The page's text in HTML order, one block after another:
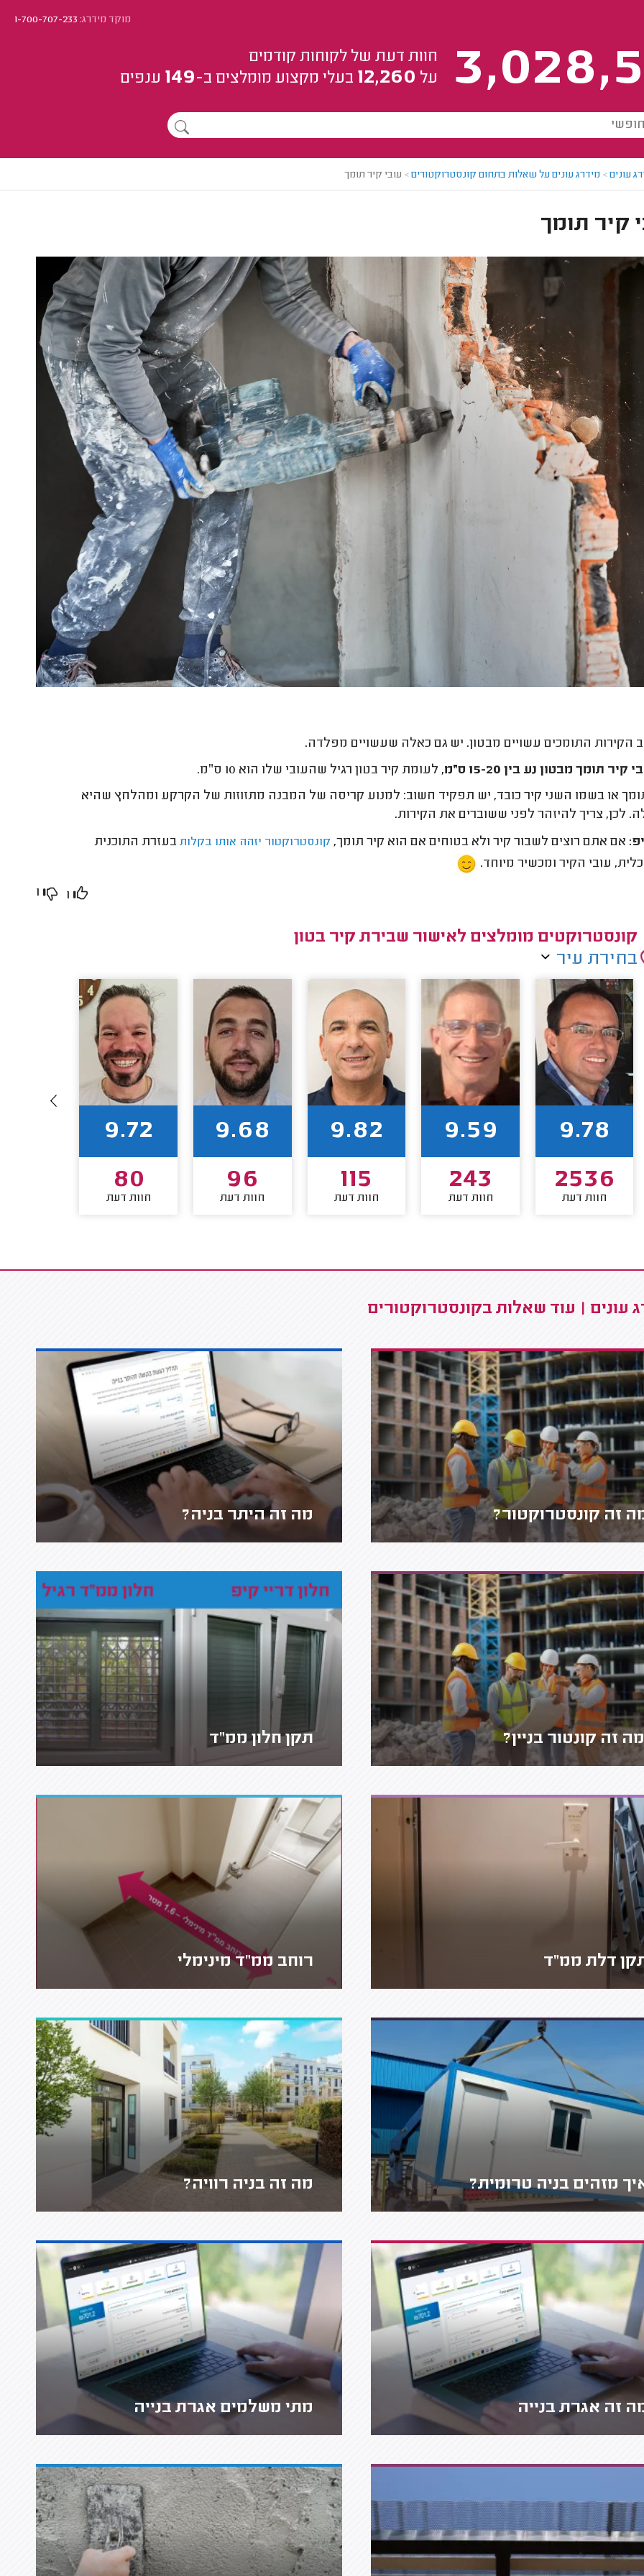
מוקד מידרג:1-700-707-233
חוות דעת של לקוחות קודמים
על 12,260 בעלי מקצוע מומלצים ב-149 ענפים
עונים> מידרג עונים על שאלות בתחום קונסטרוקטורים> עובי קיר תומך
קיר תומך
הקירות התומכים עשויים מבטון. יש גם כאלה שעשויים מפלדה.
קיר תומך מבטון נע בין 15-20 ס״מ,
לעומת קיר בטון רגיל שהעובי שלו הוא 10 ס״מ.
או בשמו השני קיר כובד, יש תפקיד חשוב: למנוע קריסה של המבנה מתזוזות של הקרקע ומהלחץ שהיא
לכן, צריך להיזהר לפני ששוברים את הקירות.
אם אתם רוצים לשבור קיר ולא בטוחים אם הוא קיר תומך, קונסטרוקטור יזהה אותו בקלותבעזרת התוכנית
עובי הקיר ומכשיר מיוחד.
1
1
קונסטרוקטים מומלצים לאישור שבירת קיר בטון
בחירת עיר
9.78
2536
חוות דעת
9.59
243
חוות דעת
9.82
115
חוות דעת
9.68
96
חוות דעת
9.72
80
חוות דעת
עונים | עוד שאלות בקונסטרוקטורים
זה קונסטרוקטור? מה זה היתר בניה?
זה קונטור בניין? תקן חלון ממ"ד
דלת ממ"ד רוחב ממ"ד מינימלי
מזהים בניה טרומית? מה זה בניה רוויה?
זה אגרת בנייה מתי משלמים אגרת בנייה